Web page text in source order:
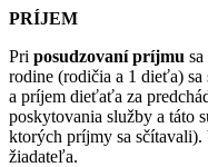
PRÍJEM
Pri posudzovaní príjmu
rodine (rodičia a 1 dieťa)
a príjem dieťaťa za
poskytovania služby a táto
ktorých príjmy sa
žiadateľa.